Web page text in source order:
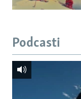
Podcasti